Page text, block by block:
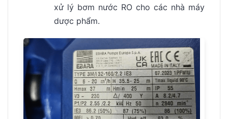
xử lý bơm nước RO cho các nhà máy
dược phẩm.